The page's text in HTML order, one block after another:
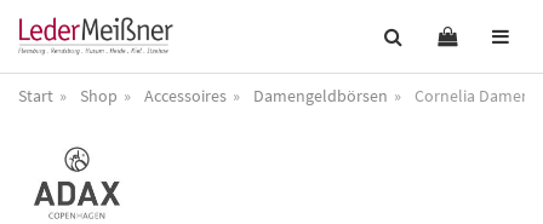
Start Shop Accessoires Damengeldbörsen Cornelia